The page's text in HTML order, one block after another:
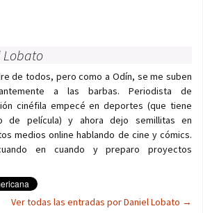
Lobato
de todos, pero como a Odín, se me suben
a las barbas. Periodista de
cinéfila empecé en deportes (que tiene
de película) y ahora dejo semillitas en
medios online hablando de cine y cómics.
en cuando y preparo proyectos
Ver todas las entradas por Daniel Lobato →